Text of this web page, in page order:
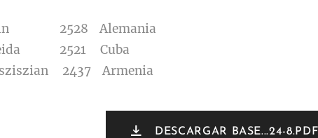
2528 Alemania
2521 Cuba
2437 Armenia
DESCARGAR BASE...24-8.PDF